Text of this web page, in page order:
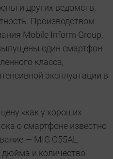
и других ведомств,
Производством
Mobile Inform Group.
один смартфон
класса,
эксплуатации в
«как у хороших
о смартфоне известно
— MIG C55AL,
дюйма и количество